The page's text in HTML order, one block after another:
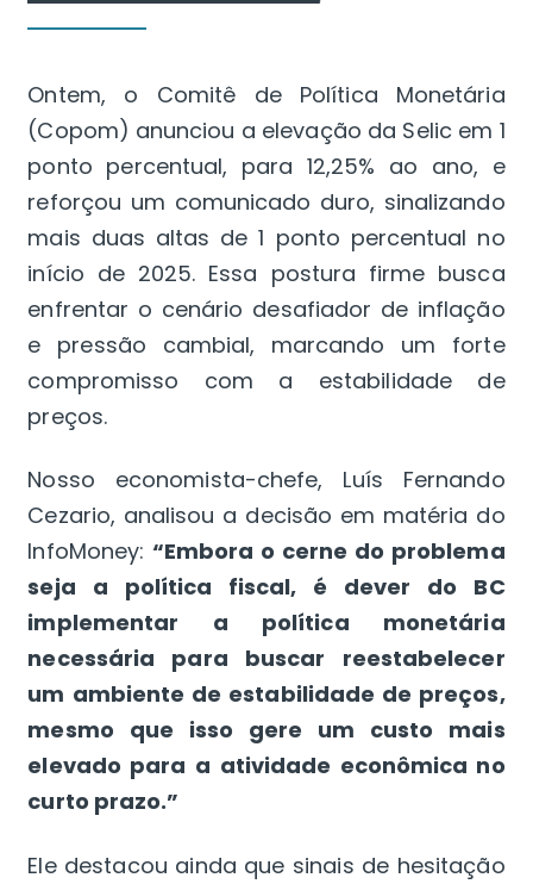
Ontem, o Comitê de Política Monetária
(Copom) anunciou a elevação da Selic em 1
ponto percentual, para 12,25% ao ano, e
reforçou um comunicado duro, sinalizando
mais duas altas de 1 ponto percentual no
início de 2025. Essa postura firme busca
enfrentar o cenário desafiador de inflação
e pressão cambial, marcando um forte
compromisso com a estabilidade de
preços.
Nosso economista-chefe, Luís Fernando
Cezario, analisou a decisão em matéria do
InfoMoney: “Embora o cerne do problema
seja a política fiscal, é dever do BC
implementar a política monetária
necessária para buscar reestabelecer
um ambiente de estabilidade de preços,
mesmo que isso gere um custo mais
elevado para a atividade econômica no
curto prazo.”
Ele destacou ainda que sinais de hesitação